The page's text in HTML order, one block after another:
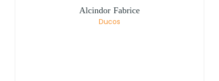
Alcindor Fabrice
Ducos